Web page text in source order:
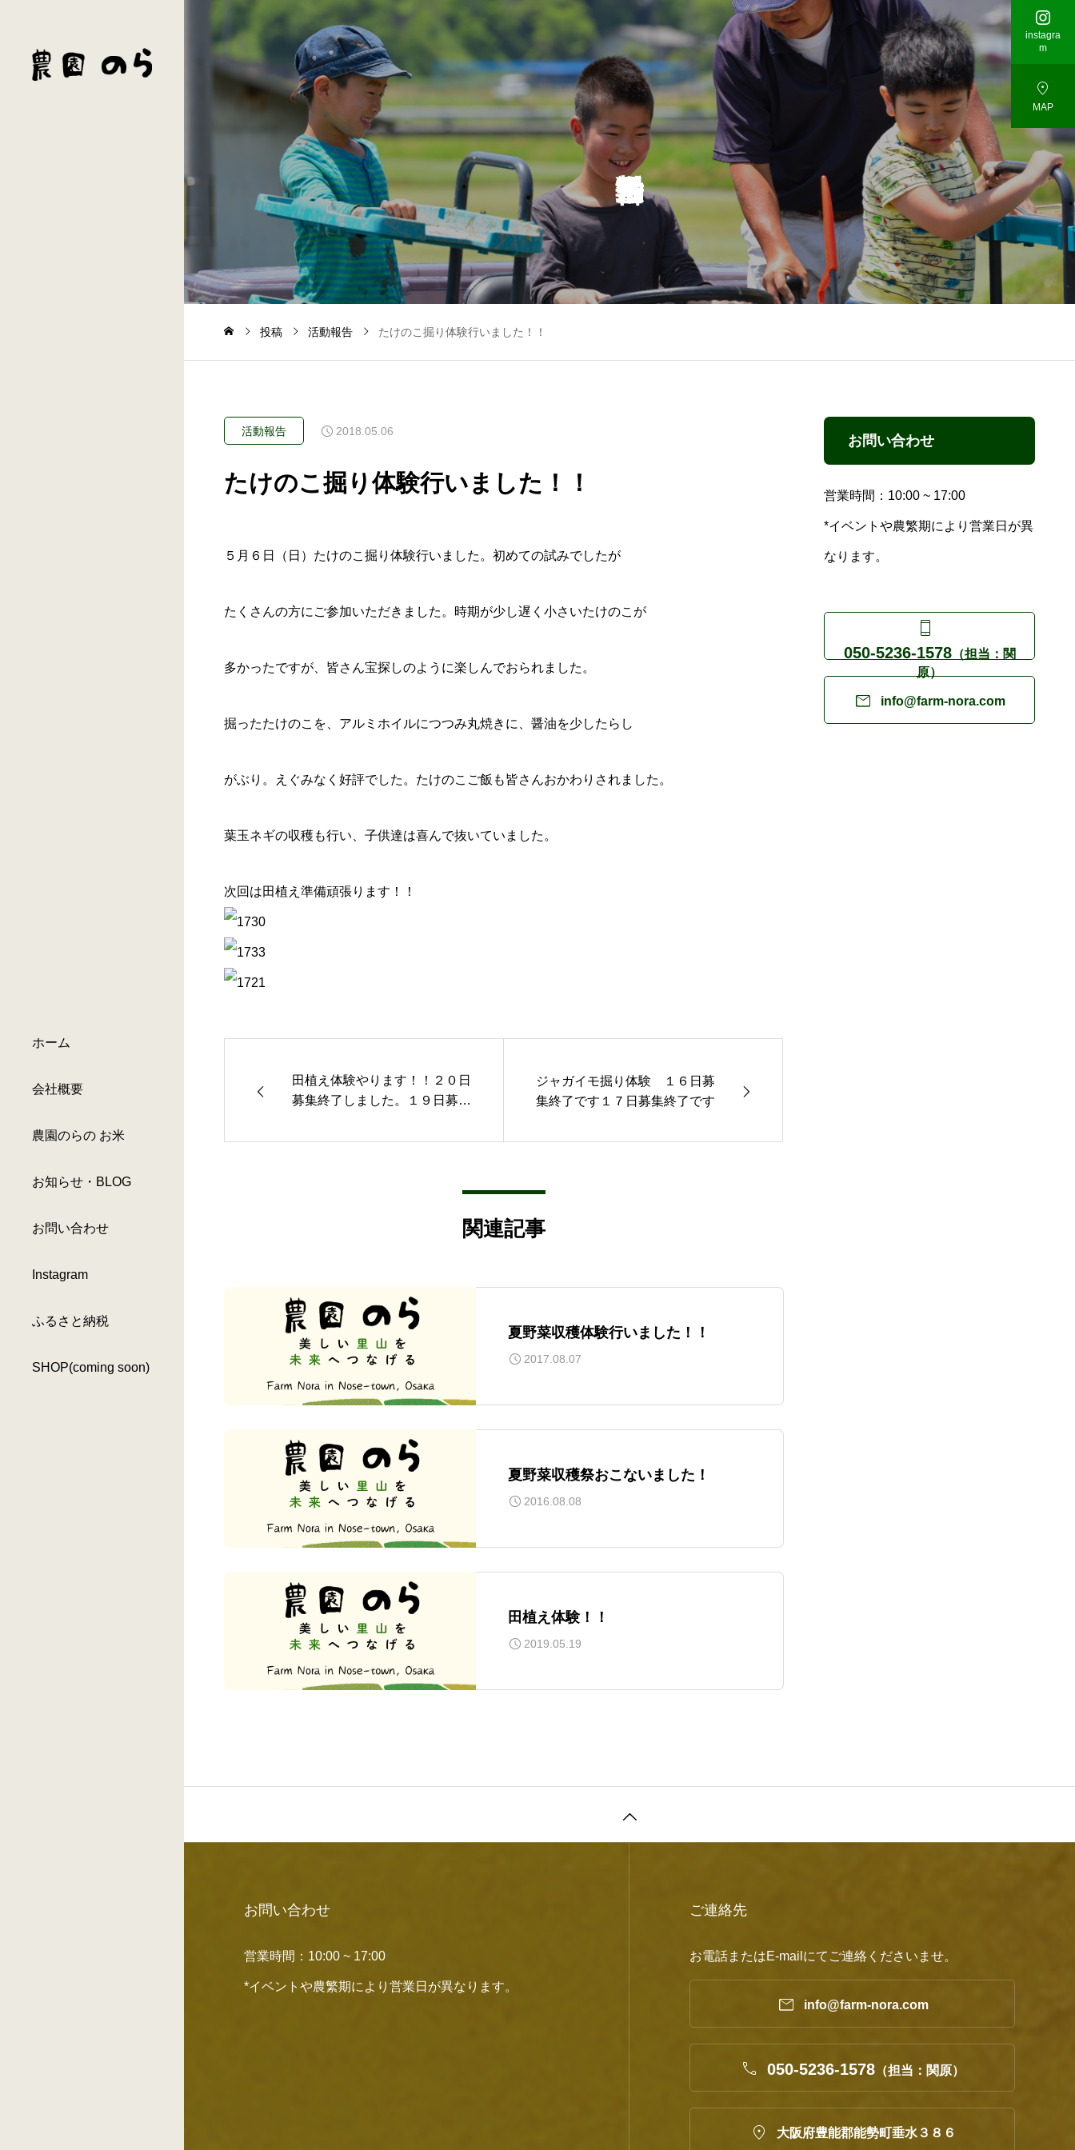
ホーム
会社概要
農園のらの お米
お知らせ・BLOG
お問い合わせ
Instagram
ふるさと納税
SHOP(coming soon)

instagra
m

MAP
投稿 活動報告 たけのこ掘り体験行いました！！
活動報告 2018.05.06
たけのこ掘り体験行いました！！
５月６日（日）たけのこ掘り体験行いました。初めての試みでしたが
たくさんの方にご参加いただきました。時期が少し遅く小さいたけのこが
多かったですが、皆さん宝探しのように楽しんでおられました。
掘ったたけのこを、アルミホイルにつつみ丸焼きに、醤油を少したらし
がぶり。えぐみなく好評でした。たけのこご飯も皆さんおかわりされました。
葉玉ネギの収穫も行い、子供達は喜んで抜いていました。
次回は田植え準備頑張ります！！
田植え体験やります！！２０日
募集終了しました。１９日募集
ジャガイモ掘り体験 １６日募
集終了です１７日募集終了です
関連記事
夏野菜収穫体験行いました！！
2017.08.07
夏野菜収穫祭おこないました！
2016.08.08
田植え体験！！
2019.05.19
お問い合わせ
営業時間：10:00 ~ 17:00
*イベントや農繁期により営業日が異
なります。

050-5236-1578（担当：関
原）
 info@farm-nora.com
お問い合わせ
営業時間：10:00 ~ 17:00
*イベントや農繁期により営業日が異なります。
ご連絡先
お電話またはE-mailにてご連絡くださいませ。
 info@farm-nora.com
 050-5236-1578 （担当：関原）
 大阪府豊能郡能勢町垂水３８６